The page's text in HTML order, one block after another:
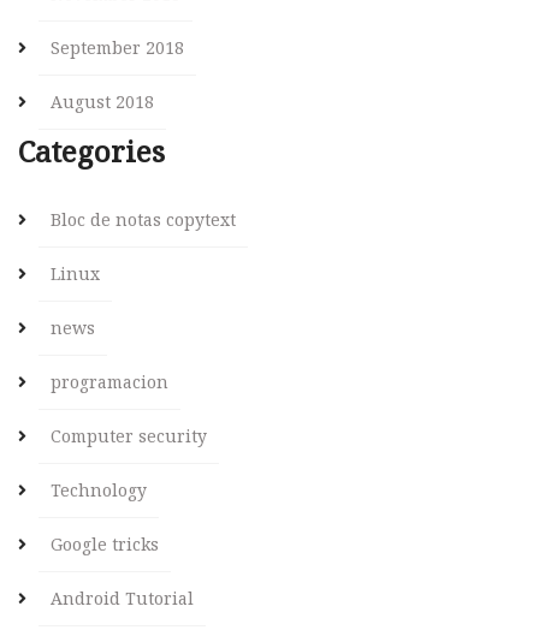
September 2018
August 2018
Categories
Bloc de notas copytext
Linux
news
programacion
Computer security
Technology
Google tricks
Android Tutorial